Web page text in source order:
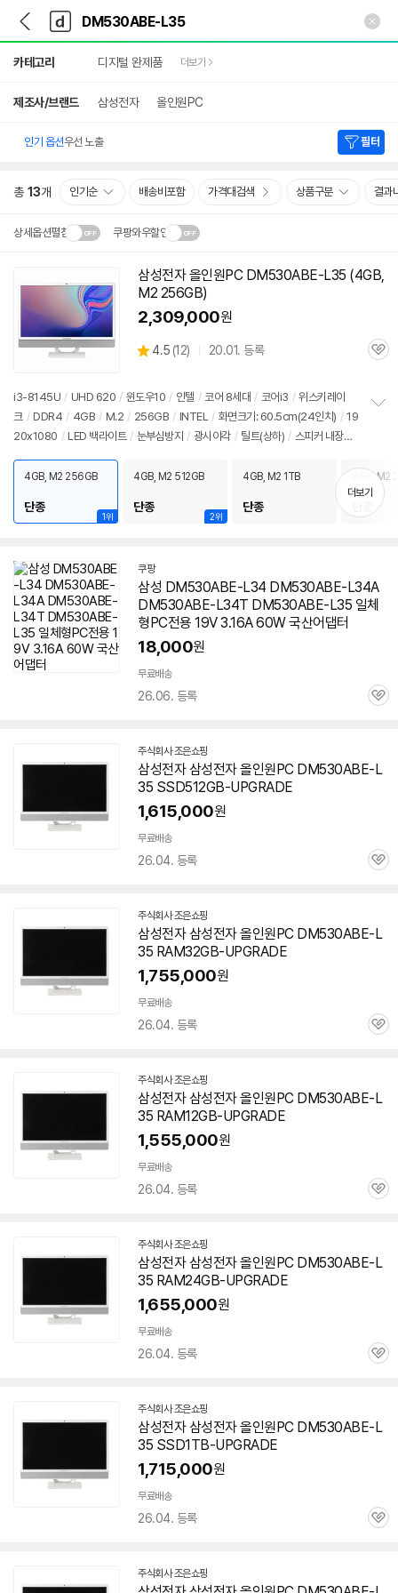
다
나
와
가
기
다
와
메
인
카테고리 디지털 완제품 더보기
제조사/브랜드 삼성전자 올인원PC
인기 옵션우선 노출 필터
총 13개 인기순 배송비포함 가격대검색 상품구분 결과
상세옵션펼침 쿠팡와우할인
배송·설치비가 달라집니다.닫
기
삼성전자 올인원PC DM530ABE-L35 (4GB,
M2 256GB)
2,309,000원
별
4.5 (상
리
12) 20.01. 등록
관
i3-8145U / UHD 620 / 윈도우10 / 인텔 / 코어 8세대 / 코어i3 / 위스키레이
크 / DDR4 / 4GB / M.2 / 256GB / INTEL / 화면크기: 60.5cm(24인치) / 19
20x1080 / LED 백라이트 / 눈부심방지 / 광시야각 / 틸트(상하) / 스피커 내장
ps / 웹캠 / 마이크 내장 DC / 일체형 / 7.11kg 용도: 사무/인강용
치
기
1위
4GB, M2 256GB
단종
2위
4GB, M2 512GB
단종
4GB, M2 1TB
단종
8GB, M2
더보기
쿠팡
삼성 DM530ABE-L34 DM530ABE-L34A
DM530ABE-L34T DM530ABE-L35 일체
형PC전용 19V 3.16A 60W 국산어댑터
18,000원
무료배송
26.06. 등록
관
주식회사 조은쇼핑네
이
버
이
삼성전자 삼성전자 올인원PC DM530ABE-L
35 SSD512GB-UPGRADE
1,615,000원
무료배송
26.04. 등록
관
주식회사 조은쇼핑네
이
버
이
삼성전자 삼성전자 올인원PC DM530ABE-L
35 RAM32GB-UPGRADE
1,755,000원
무료배송
26.04. 등록
관
주식회사 조은쇼핑네
이
버
이
삼성전자 삼성전자 올인원PC DM530ABE-L
35 RAM12GB-UPGRADE
1,555,000원
무료배송
26.04. 등록
관
주식회사 조은쇼핑네
이
버
이
삼성전자 삼성전자 올인원PC DM530ABE-L
35 RAM24GB-UPGRADE
1,655,000원
무료배송
26.04. 등록
관
주식회사 조은쇼핑네
이
버
이
삼성전자 삼성전자 올인원PC DM530ABE-L
35 SSD1TB-UPGRADE
1,715,000원
무료배송
26.04. 등록
관
주식회사 조은쇼핑네